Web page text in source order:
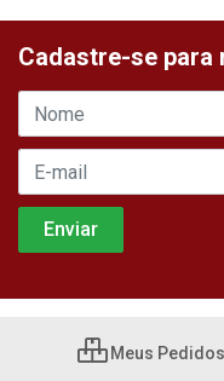
Cadastre-se
Meus Pedidos